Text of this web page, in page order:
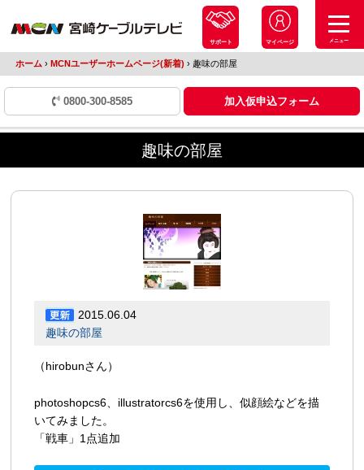
サポート マイページ メニュー
ホーム › MCNユーザーホームページ(新着) ›趣味の部屋
0800-300-8585 加入仮申込フォーム
趣味の部屋
2015.06.04
趣味の部屋
（hirobunさん）
photoshopcs6、illustratorcs6を使用し、似顔絵などを描
いてみました。
「戦車」1点追加